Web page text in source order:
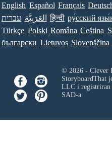
English Español Français
עברית العَرَبِيَّة हिन्दी ру́сский
Türkçe Polski Româna Ceština
български Lietuvos Slovenščina
© 2026 - Clever
StoryboardThat
LLCi registriran
SAD-a